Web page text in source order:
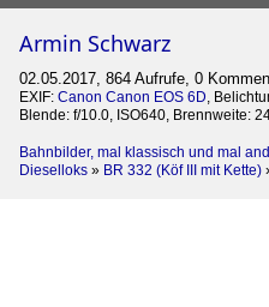
Armin Schwarz
02.05.2017, 864 Aufrufe, 0
EXIF: Canon Canon EOS 6D,
Blende: f/10.0, ISO640, Brennweite:
Bahnbilder, mal klassisch und mal
Dieselloks » BR 332 (Köf III mit Kette)